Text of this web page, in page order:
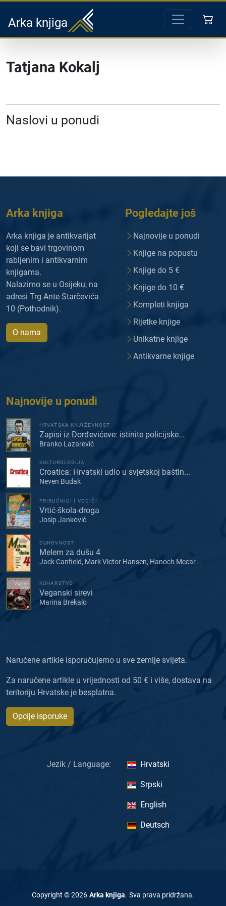
Arka knjiga
Tatjana Kokalj
Naslovi u ponudi
Arka knjiga
Arka knjiga je antikvarijat
koji se bavi trgovinom
rabljenim i antikvarnim
knjigama.
Nalazimo se u Osijeku, na
adresi Trg Ante Starčevića
10 (Pothodnik).
O nama
Pogledajte još
Najnovije u ponudi
Knjige na popustu
Knjige do 5 €
Knjige do 10 €
Kompleti knjiga
Rijetke knjige
Unikatne knjige
Antikvarne knjige
Najnovije u ponudi
HRVATSKA KNJIŽEVNOST
Zapisi iz Đorđevićeve: istinite policijske...
Branko Lazarević
KULTUROLOGIJA
Croatica: Hrvatski udio u svjetskoj baštin...
Neven Budak
PRIRUČNICI I VODIČI
Vrtić-škola-droga
Josip Janković
DUHOVNOST
Melem za dušu 4
Jack Canfield, Mark Victor Hansen, Hanoch Mccar...
KUHARSTVO
Veganski sirevi
Marina Brekalo
Naručene artikle isporučujemo u sve zemlje svijeta.
Za naručene artikle u vrijednosti od 50 € i više, dostava na
teritoriju Hrvatske je besplatna.
Opcije isporuke
Jezik / Language: Hrvatski
Srpski
English
Deutsch
Copyright ©2026 Arka knjiga. Sva prava pridržana.